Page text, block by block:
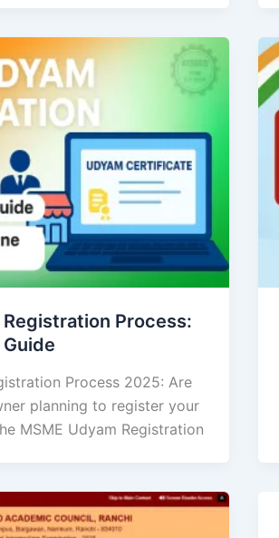
Registration Process:
Process 2025: Are
planning to register your
MSME Udyam Registration